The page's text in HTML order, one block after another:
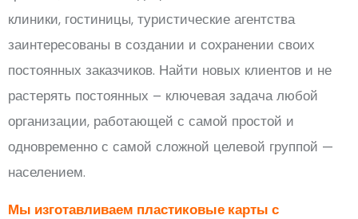
клиники, гостиницы, туристические агентства
заинтересованы в создании и сохранении своих
постоянных заказчиков. Найти новых клиентов и не
растерять постоянных – ключевая задача любой
организации, работающей с самой простой и
одновременно с самой сложной целевой группой —
населением.
Мы изготавливаем пластиковые карты с